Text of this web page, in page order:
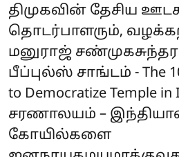
திமுகவின் தேசிய
தொடர்பாளரும்,
மனுராஜ்
பீப்புல்ஸ் சாங்டம் - The
to Democratize Temple
சரணாலயம் –
கோயில்களை